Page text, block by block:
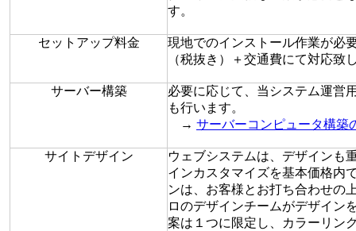
す。
セットアップ料金
現地でのインストール作業が必
（税抜き）＋交通費にて対応致
サーバー構築
必要に応じて、当システム運営
も行います。
→ サーバーコンピュータ構築
サイトデザイン
ウェブシステムは、デザインも
インカスタマイズを基本価格内
ンは、お客様とお打ち合わせの
ロのデザインチームがデザイン
案は１つに限定し、カラーリン